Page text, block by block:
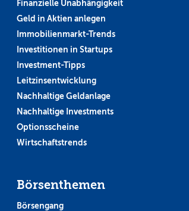
Finanzielle Unabhängigkeit
Geld in Aktien anlegen
Immobilienmarkt-Trends
Investitionen in Startups
Investment-Tipps
Leitzinsentwicklung
Nachhaltige Geldanlage
Nachhaltige Investments
Optionsscheine
Wirtschaftstrends
Börsenthemen
Börsengang